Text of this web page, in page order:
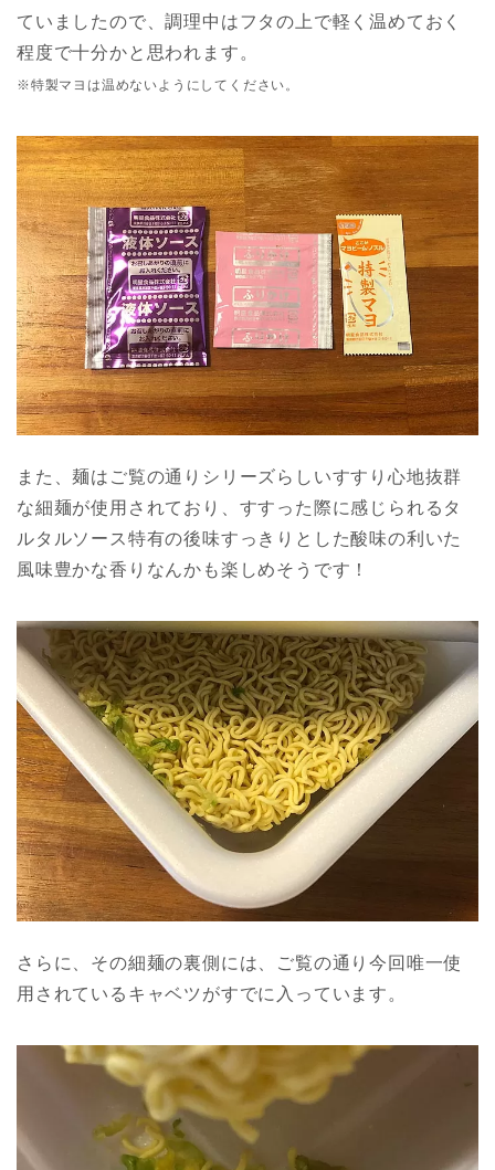
ていましたので、調理中はフタの上で軽く温めておく
程度で十分かと思われます。
※特製マヨは温めないようにしてください。
また、麺はご覧の通りシリーズらしいすすり心地抜群
な細麺が使用されており、すすった際に感じられるタ
ルタルソース特有の後味すっきりとした酸味の利いた
風味豊かな香りなんかも楽しめそうです！
さらに、その細麺の裏側には、ご覧の通り今回唯一使
用されているキャベツがすでに入っています。